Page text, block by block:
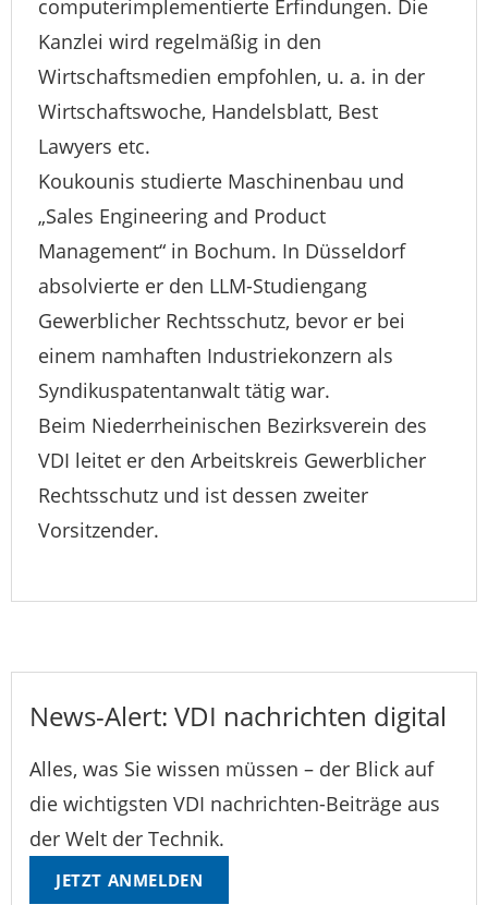
computerimplementierte Erfindungen. Die
Kanzlei wird regelmäßig in den
Wirtschaftsmedien empfohlen, u. a. in der
Wirtschaftswoche, Handelsblatt, Best
Lawyers etc.
Koukounis studierte Maschinenbau und
„Sales Engineering and Product
Management“ in Bochum. In Düsseldorf
absolvierte er den LLM-Studiengang
Gewerblicher Rechtsschutz, bevor er bei
einem namhaften Industriekonzern als
Syndikuspatentanwalt tätig war.
Beim Niederrheinischen Bezirksverein des
VDI leitet er den Arbeitskreis Gewerblicher
Rechtsschutz und ist dessen zweiter
Vorsitzender.
News-Alert: VDI nachrichten digital
Alles, was Sie wissen müssen – der Blick auf
die wichtigsten VDI nachrichten-Beiträge aus
der Welt der Technik.
JETZT ANMELDEN